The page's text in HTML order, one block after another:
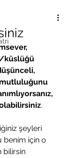
küslüğü
.
şeyleri
benim için o
bilirsin